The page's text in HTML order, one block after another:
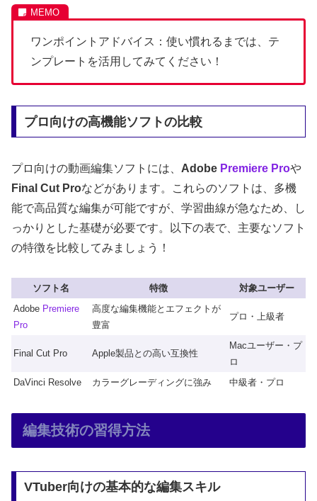
ワンポイントアドバイス：使い慣れるまでは、テ
ンプレートを活用してみてください！
プロ向けの高機能ソフトの比較
プロ向けの動画編集ソフトには、 Adobe Premiere Proや
Final Cut Proなどがあります。これらのソフトは、多機
能で高品質な編集が可能ですが、学習曲線が急なため、し
っかりとした基礎が必要です。以下の表で、主要なソフト
の特徴を比較してみましょう！
ソフト名 特徴
対象ユーザー
Adobe Premiere
Pro
高度な編集機能とエフェクトが
豊富
プロ・上級者
Final Cut Pro Apple製品との高い互換性
Macユーザー・プ
ロ
DaVinci Resolve
カラーグレーディングに強み 中級者・プロ
編集技術の習得方法
VTuber向けの基本的な編集スキル